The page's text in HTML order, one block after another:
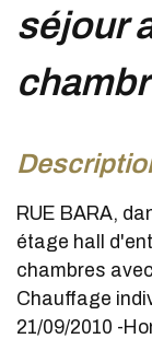
séjour
RUE BARA,
étage hall
chambres
Chauffage
21/09/2010 -